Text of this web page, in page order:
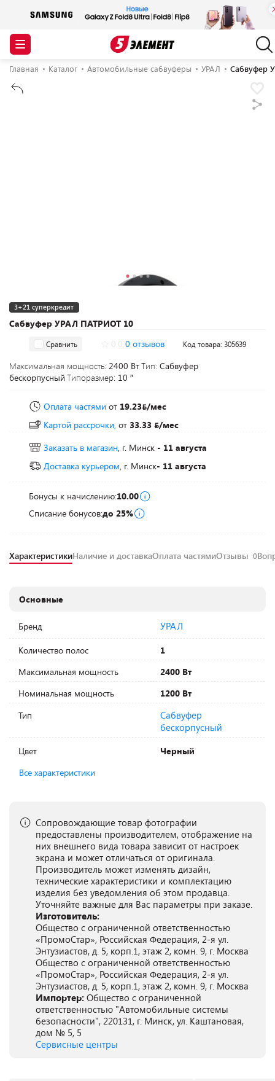
Главная Каталог Автомобильные сабвуферы УРАЛ Cабвуфер
Cабвуфер УРАЛ ПАТРИОТ 10
3+21 суперкредит
Сравнить 0 отзывов Код товара: 305639
Максимальная мощность: 2400 ВтТип: Сабвуфер
бескорпусный Типоразмер: 10 ″
Оплата частями от 19.23 /мес
Картой рассрочки, от 33.33
/мес
Заказать в магазин, г. Минск - 11 августа
Доставка курьером, г. Минск- 11 августа
Бонусы к начислению:10.00
Списание бонусов:до 25%
ХарактеристикиНаличие и доставкаОплата частямиОтзывы 0
Основные
Бренд УРАЛ
Количество полос
1
Максимальная мощность
2400 Вт
Номинальная мощность
1200 Вт
Тип
Сабвуфер
бескорпусный
Цвет
Черный
Все характеристики
Сопровождающие товар фотографии
предоставлены производителем, отображение на
них внешнего вида товара зависит от настроек
экрана и может отличаться от оригинала.
Производитель может изменять дизайн,
технические характеристики и комплектацию
изделия без уведомления об этом продавца.
Уточняйте важные для Вас параметры при заказе.
Изготовитель:
Общество с ограниченной ответственностью
«ПромоСтар», Российская Федерация, 2-я ул.
Энтузиастов, д. 5, корп.1, этаж 2, комн. 9, г. Москва
Общество с ограниченной ответственностью
«ПромоСтар», Российская Федерация, 2-я ул.
Энтузиастов, д. 5, корп.1, этаж 2, комн. 9, г. Москва
Импортер: Общество с ограниченной
ответственностью "Автомобильные системы
безопасности", 220131, г. Минск, ул. Каштановая,
дом № 5, 5
Сервисные центры